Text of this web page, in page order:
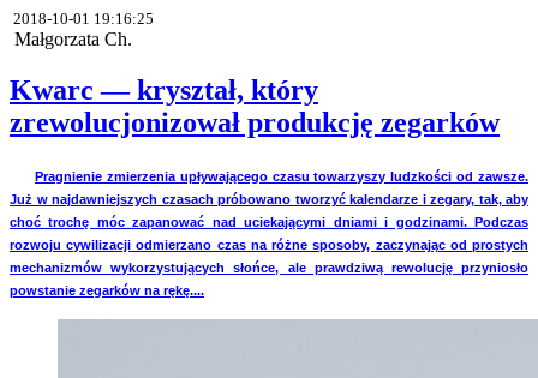
2018-10-01 19:16:25
Małgorzata Ch.
Kwarc — kryształ, który
zrewolucjonizował produkcję zegarków
Pragnienie zmierzenia upływającego czasu towarzyszy ludzkości od zawsze.
Już w najdawniejszych czasach próbowano tworzyć kalendarze i zegary, tak, aby
choć trochę móc zapanować nad uciekającymi dniami i godzinami. Podczas
rozwoju cywilizacji odmierzano czas na różne sposoby, zaczynając od prostych
mechanizmów wykorzystujących słońce, ale prawdziwą rewolucję przyniosło
powstanie zegarków na rękę....